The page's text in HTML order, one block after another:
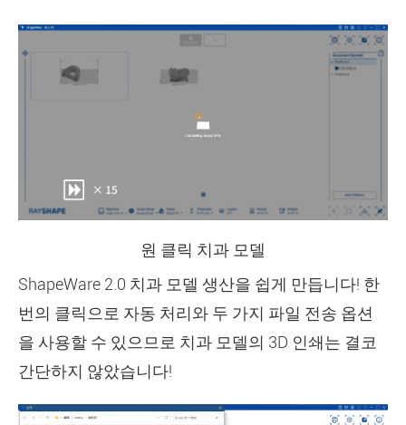
원 클릭 치과 모델
ShapeWare 2.0 치과 모델 생산을 쉽게 만듭니다! 한
번의 클릭으로 자동 처리와 두 가지 파일 전송 옵션
을 사용할 수 있으므로 치과 모델의 3D 인쇄는 결코
간단하지 않았습니다!